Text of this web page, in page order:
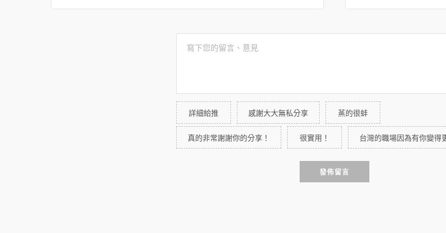
詳細給推 感謝大大無私分享 蒸的很蚌
真的非常謝謝你的分享！ 很實用！ 台灣的職場因為有你變得
發佈留言